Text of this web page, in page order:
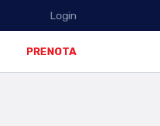
Login
PRENOTA